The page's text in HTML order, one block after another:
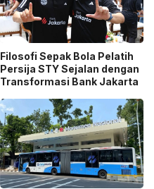
Filosofi Sepak Bola Pelatih
Persija STY Sejalan dengan
Transformasi Bank Jakarta